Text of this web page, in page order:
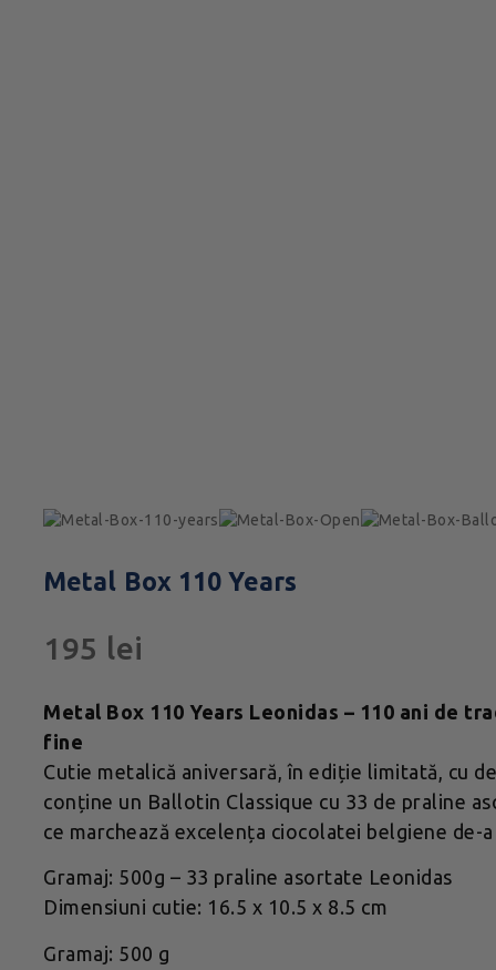
Metal Box 110 Years
195 lei
Metal Box 110 Years Leonidas – 110 ani de
fine
Cutie metalică aniversară, în ediție limitată, cu
conține un Ballotin Classique cu 33 de praline
ce marchează excelența ciocolatei belgiene de-
Gramaj: 500g – 33 praline asortate Leonidas
Dimensiuni cutie: 16.5 x 10.5 x 8.5 cm
Gramaj: 500 g